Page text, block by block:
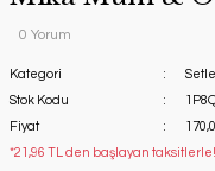
0 Yorum
Kategori
Stok Kodu
Fiyat
*21,96 TL den başlayan taksitlerle!